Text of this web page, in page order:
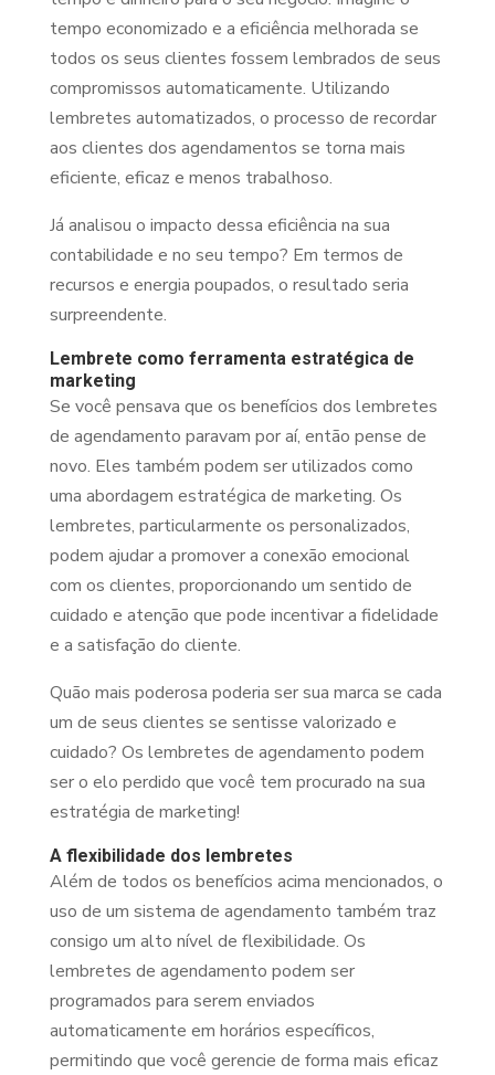
tempo economizado e a eficiência melhorada se
todos os seus clientes fossem lembrados de seus
compromissos automaticamente. Utilizando
lembretes automatizados, o processo de recordar
aos clientes dos agendamentos se torna mais
eficiente, eficaz e menos trabalhoso.
Já analisou o impacto dessa eficiência na sua
contabilidade e no seu tempo? Em termos de
recursos e energia poupados, o resultado seria
surpreendente.
Lembrete como ferramenta estratégica de
marketing
Se você pensava que os benefícios dos lembretes
de agendamento paravam por aí, então pense de
novo. Eles também podem ser utilizados como
uma abordagem estratégica de marketing. Os
lembretes, particularmente os personalizados,
podem ajudar a promover a conexão emocional
com os clientes, proporcionando um sentido de
cuidado e atenção que pode incentivar a fidelidade
e a satisfação do cliente.
Quão mais poderosa poderia ser sua marca se cada
um de seus clientes se sentisse valorizado e
cuidado? Os lembretes de agendamento podem
ser o elo perdido que você tem procurado na sua
estratégia de marketing!
A flexibilidade dos lembretes
Além de todos os benefícios acima mencionados, o
uso de um sistema de agendamento também traz
consigo um alto nível de flexibilidade. Os
lembretes de agendamento podem ser
programados para serem enviados
automaticamente em horários específicos,
permitindo que você gerencie de forma mais eficaz